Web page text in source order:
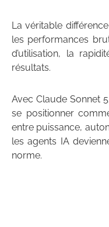
La véritable
les performances
d’utilisation, la
résultats.
Avec Claude Sonnet
se positionner
entre puissance,
les agents IA
norme.